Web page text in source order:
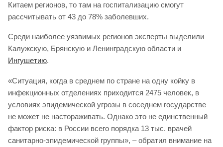
Китаем регионов, то там на госпитализацию смогут
рассчитывать от 43 до 78% заболевших.
Среди наиболее уязвимых регионов эксперты выделили
Калужскую, Брянскую и Ленинградскую области и
Ингушетию.
«Ситуация, когда в среднем по стране на одну койку в
инфекционных отделениях приходится 2475 человек, в
условиях эпидемической угрозы в соседнем государстве
не может не настораживать. Однако это не единственный
фактор риска: в России всего порядка 13 тыс. врачей
санитарно-эпидемической группы», – обратил внимание на